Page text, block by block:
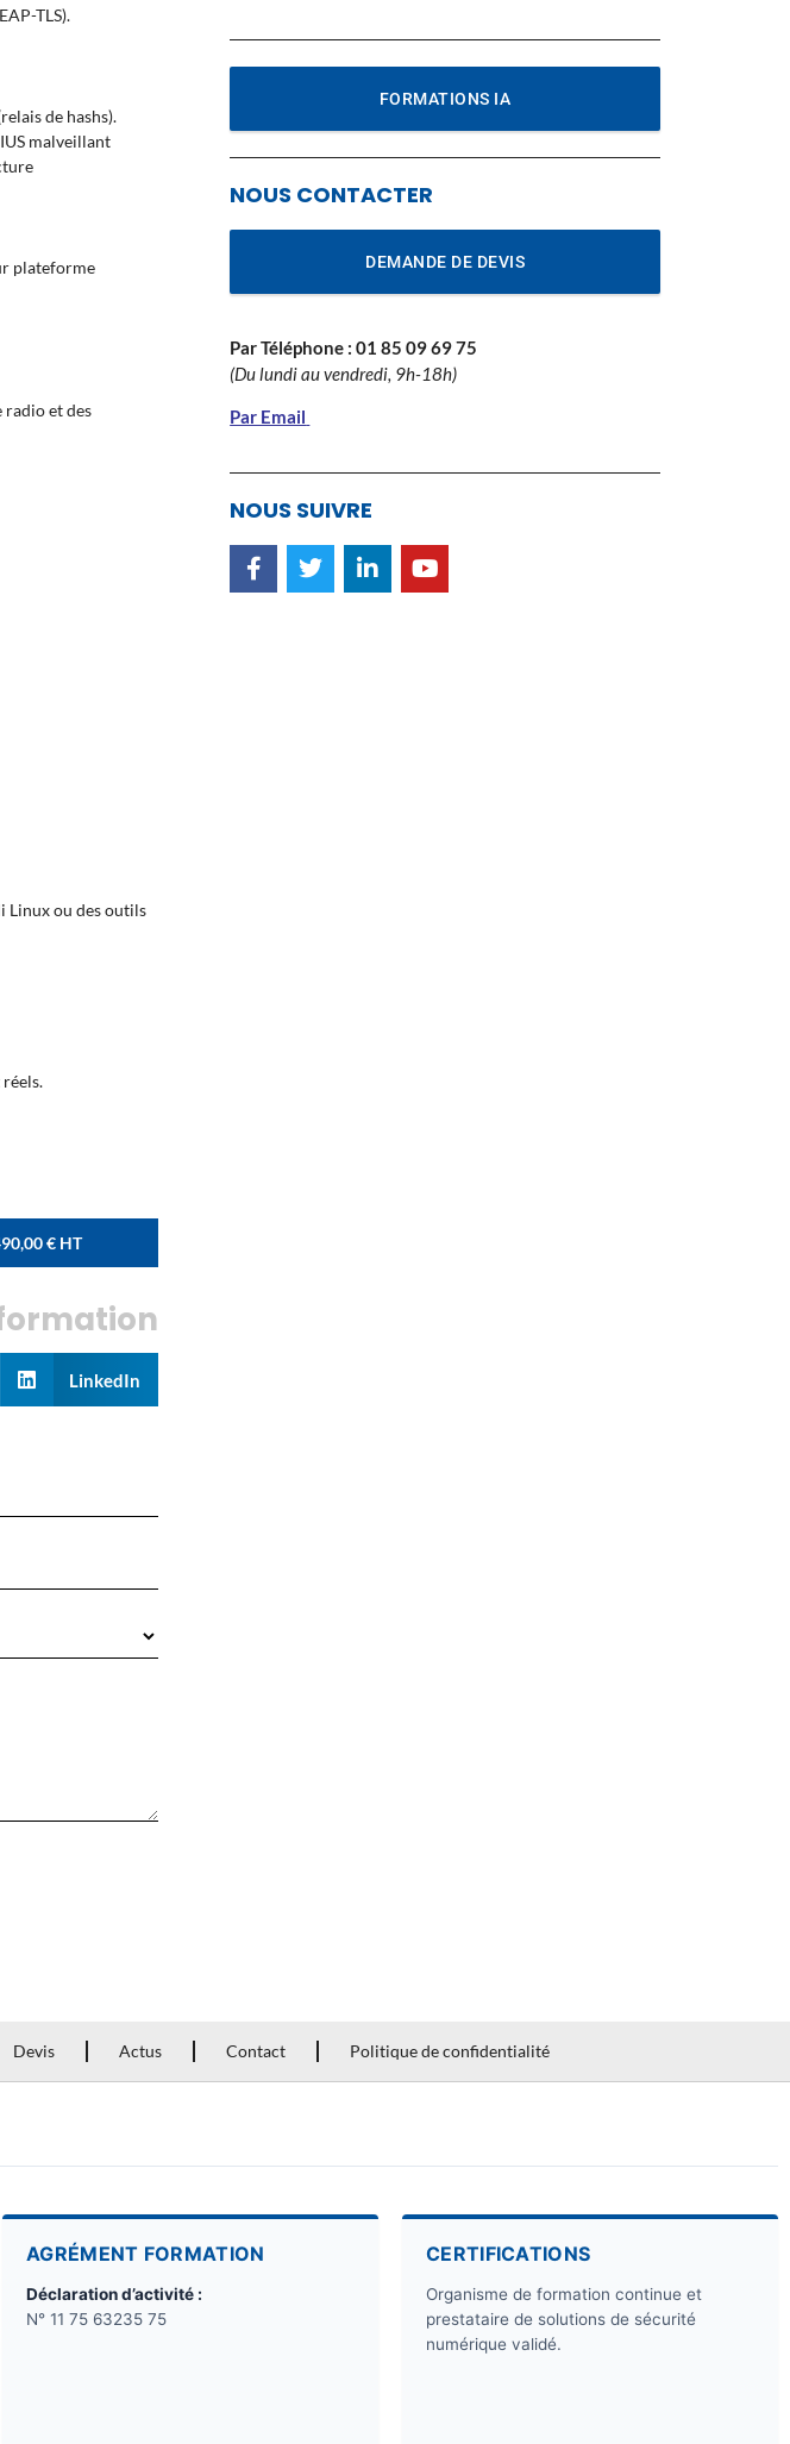
TLS).
de hashs).
malveillant
plateforme
radio et des
Linux ou des outils
€HT
LinkedIn
FORMATIONS IA
NOUS CONTACTER
DEMANDE DE DEVIS
Par Téléphone : 01 85 09 69 75
(Du lundi au vendredi, 9h-18h)
Par Email
NOUS SUIVRE
Devis Actus Contact Politique de confidentialité
AGRÉMENT FORMATION
Déclaration d’activité :
N° 11 75 63235 75
CERTIFICATIONS
Organisme de formation continue et
prestataire de solutions de sécurité
numérique validé.